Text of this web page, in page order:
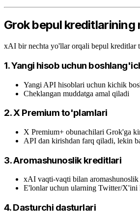
Grok bepul kreditlarining
xAI bir nechta yo'llar orqali bepul kreditlar
1. Yangi hisob uchun
Yangi API hisoblari uchun kichik
Cheklangan muddatga amal qiladi
2. X Premium to'plamlari
X Premium+ obunachilari Grok'ga
API dan kirishdan farq qiladi, lekin
3. Aromashunoslik kreditlari
xAI vaqti-vaqti bilan
E'lonlar uchun ularning Twitter/X'ini
4. Dasturchi dasturlari